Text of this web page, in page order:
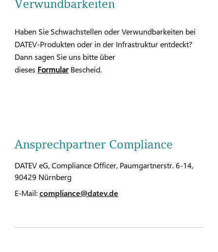
Verwundbarkeiten
Haben Sie Schwachstellen oder Verwundbarkeiten bei
DATEV-Produkten oder in der Infrastruktur entdeckt?
Dann sagen Sie uns bitte über
dieses FormularBescheid.
Ansprechpartner Compliance
DATEV eG, Compliance Officer, Paumgartnerstr. 6-14,
90429 Nürnberg
E-Mail:compliance@datev.de